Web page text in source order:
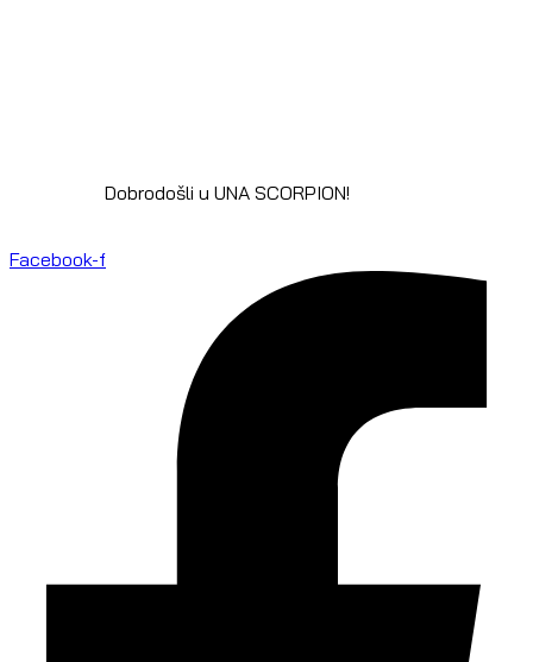
Dobrodošli u UNA SCORPION!
Facebook-f